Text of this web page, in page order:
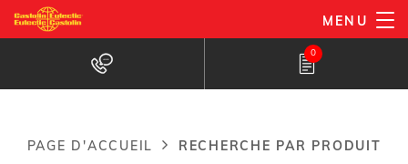
Aller
au
principal
MENU
Recherche de produits
0
PAGE D'ACCUEIL RECHERCHE PAR PRODUIT